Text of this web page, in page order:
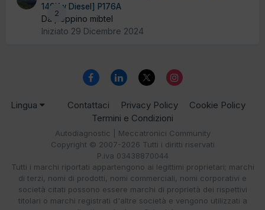
2
140Kw Diesel] P176A
Da peppino mibtel
Iniziato 29 Dicembre 2024
Lingua Contattaci Privacy Policy
Cookie Policy
Termini e Condizioni
Autodiagnostic | Meccatronici Community
Copyright © 2007-2026 Tutti i diritti riservati
P.iva 03438870044
Tutti i marchi riportati appartengono ai legittimi proprietari; marchi
di terzi, nomi di prodotti, nomi commerciali, nomi corporativi e
società citati possono essere marchi di proprietà dei rispettivi
titolari o marchi registrati d'altre società e vengono utilizzati a